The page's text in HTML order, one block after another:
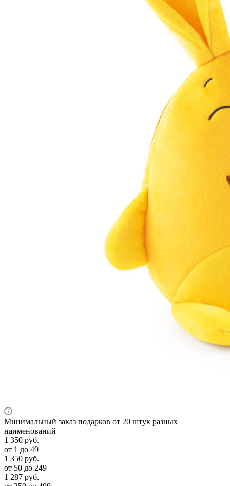
Минимальный заказ подарков от 20 штук разных
наименований
1 350 руб.
от 1 до 49
1 350 руб.
от 50 до 249
1 287 руб.